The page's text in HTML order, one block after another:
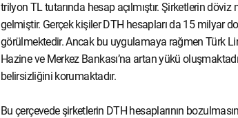
trilyon TL tutarında hesap açılmıştır. Şirketlerin
gelmiştir. Gerçek kişiler DTH hesapları da 15 milyar
görülmektedir. Ancak bu uygulamaya rağmen Türk
Hazine ve Merkez Bankası’na artan yükü
belirsizliğini korumaktadır.
Bu çerçevede şirketlerin DTH hesaplarının